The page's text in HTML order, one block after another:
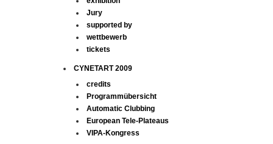
Jury
supported by
wettbewerb
tickets
CYNETART 2009
credits
Programmübersicht
Automatic Clubbing
European Tele-Plateaus
VIPA-Kongress